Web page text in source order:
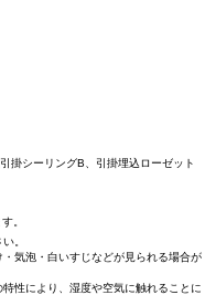
掛シーリングB、引掛埋込ローゼット
。
。
気泡・白いすじなどが見られる場合が
性により、湿度や空気に触れることに